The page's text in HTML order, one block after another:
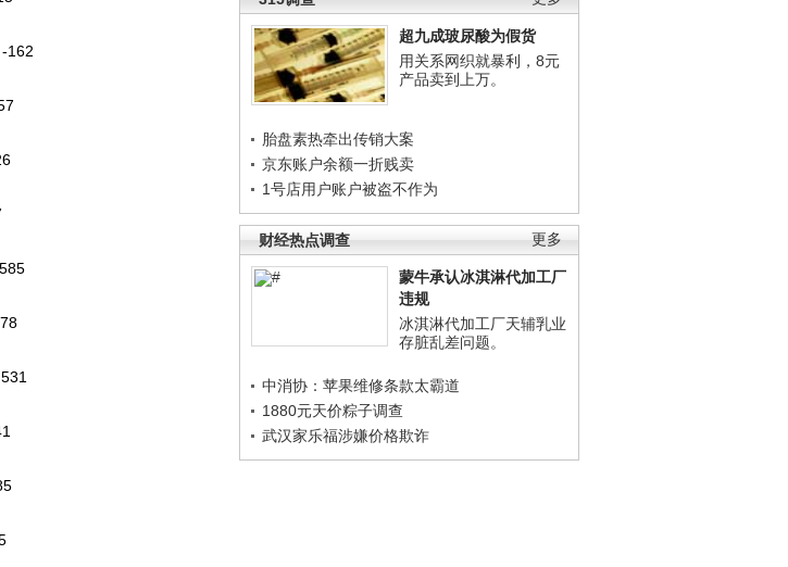
超九成玻尿酸为假货
用关系网织就暴利，8元
产品卖到上万。
胎盘素热牵出传销大案
京东账户余额一折贱卖
1号店用户账户被盗不作为
更多
财经热点调查
蒙牛承认冰淇淋代加工厂
违规
冰淇淋代加工厂天辅乳业
存脏乱差问题。
中消协：苹果维修条款太霸道
1880元天价粽子调查
武汉家乐福涉嫌价格欺诈
162